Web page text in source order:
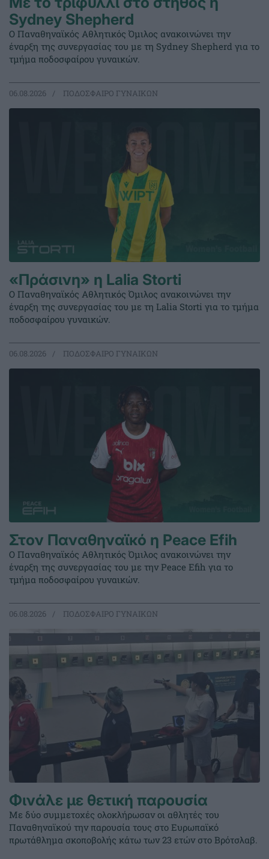
Sydney Shepherd
Ο Παναθηναϊκός Αθλητικός Όμιλος ανακοινώνει την
έναρξη της συνεργασίας του με τη Sydney Shepherd για το
τμήμα ποδοσφαίρου γυναικών.
06.08.2026 ΠΟΔΟΣΦΑΙΡΟ ΓΥΝΑΙΚΩΝ
«Πράσινη» η Lalia Storti
Ο Παναθηναϊκός Αθλητικός Όμιλος ανακοινώνει την
έναρξη της συνεργασίας του με τη Lalia Storti για το τμήμα
ποδοσφαίρου γυναικών.
06.08.2026 ΠΟΔΟΣΦΑΙΡΟ ΓΥΝΑΙΚΩΝ
Στον Παναθηναϊκό η Peace Efih
Ο Παναθηναϊκός Αθλητικός Όμιλος ανακοινώνει την
έναρξη της συνεργασίας του με την Peace Efih για το
τμήμα ποδοσφαίρου γυναικών.
06.08.2026 ΠΟΔΟΣΦΑΙΡΟ ΓΥΝΑΙΚΩΝ
Φινάλε με θετική παρουσία
Με δύο συμμετοχές ολοκλήρωσαν οι αθλητές του
Παναθηναϊκού την παρουσία τους στο Ευρωπαϊκό
πρωτάθλημα σκοποβολής κάτω των 23 ετών στο Βρότσλαβ.